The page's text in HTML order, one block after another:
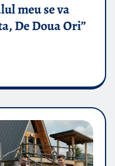
meu se va
De Doua Ori”